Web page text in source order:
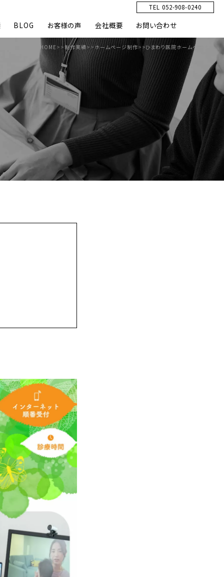
BLOG お客様の声 会社概要 お問い合わせ
TEL 052-908-0240
HOME>>制作実績>>ホームページ制作>>ひまわり医院ホームページ